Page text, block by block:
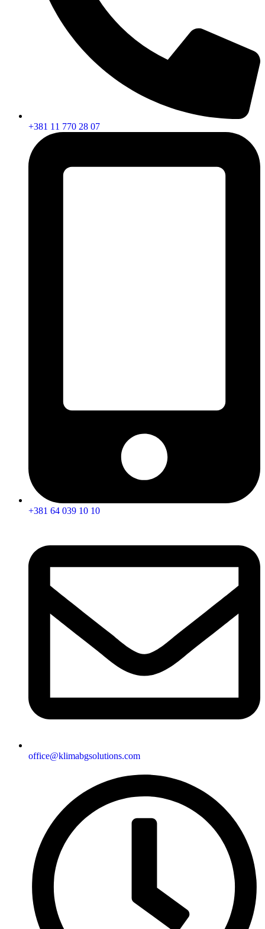
+381 11 770 28 07
+381 64 039 10 10
office@klimabgsolutions.com